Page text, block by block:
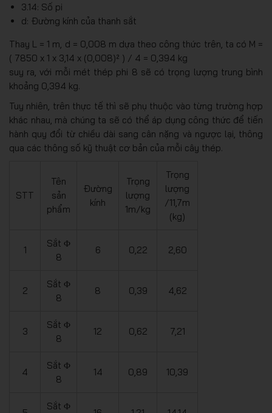
3.14: Số pi
d: Đường kính của thanh sắt
Thay L = 1 m, d = 0,008 m dựa theo công thức trên, ta có M =
( 7850 x 1 x 3,14 x (0,008)² ) / 4 = 0,394 kg
suy ra, với mỗi mét thép phi 8 sẽ có trọng lượng trung bình
khoảng 0,394 kg.
Tuy nhiên, trên thực tế thì sẽ phụ thuộc vào từng trường hợp
khác nhau, mà chúng ta sẽ có thể áp dụng công thức để tiến
hành quy đổi từ chiều dài sang cân nặng và ngược lại, thông
qua các thông số kỹ thuật cơ bản của mỗi cây thép.
STT
Tên
sản
phẩm
Đường
kính
Trọng
lượng
1m/kg
Trọng
lượng
/11,7m
(kg)
1
Sắt Φ
8
6 0,22 2,60
2
Sắt Φ
8
8 0,39 4,62
3
Sắt Φ
8
12 0,62 7,21
4
Sắt Φ
8
14 0,89 10,39
Sắt Φ